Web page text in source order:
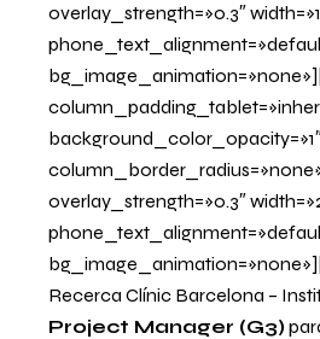
overlay_strength=»0.3″
overlay_strength=»0.3″
Recerca Clínic Barcelona –
Project Manager (G3)